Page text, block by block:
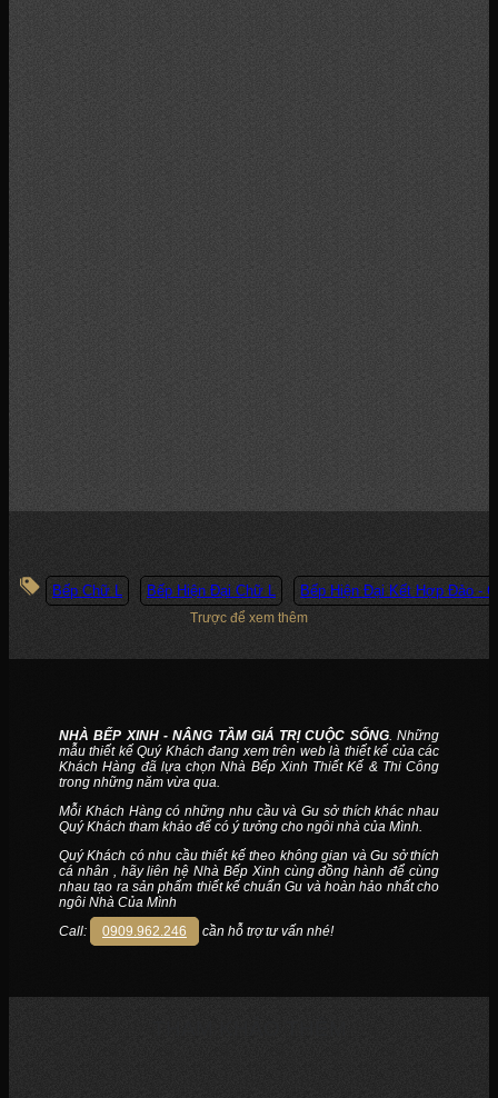
Bếp Chữ L Bếp Hiện Đại Chữ L Bếp Hiện Đại Kết Hợp Đảo -
Trược để xem thêm
NHÀ BẾP XINH - NÂNG TẦM GIÁ TRỊ CUỘC SỐNG. Những
mẫu thiết kế Quý Khách đang xem trên web là thiết kế của các
Khách Hàng đã lựa chọn Nhà Bếp Xinh Thiết Kế & Thi Công
trong những năm vừa qua.
Mỗi Khách Hàng có những nhu cầu và Gu sở thích khác nhau
Quý Khách tham khảo để có ý tưởng cho ngôi nhà của Mình.
Quý Khách có nhu cầu thiết kế theo không gian và Gu sở thích
cá nhân , hãy liên hệ Nhà Bếp Xinh cùng đồng hành để cùng
nhau tạo ra sản phẩm thiết kế chuẩn Gu và hoàn hảo nhất cho
ngôi Nhà Của Mình
Call:
0909.962.246 cần hỗ trợ tư vấn nhé!